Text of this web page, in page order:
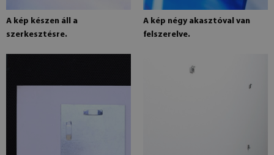
A kép készen áll a
szerkesztésre.
A kép négy akasztóval van
felszerelve.